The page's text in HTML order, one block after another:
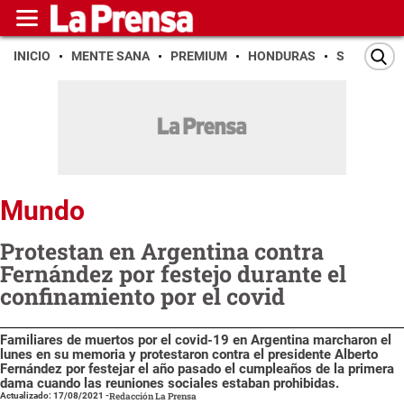
INICIO MENTE SANA PREMIUM HONDURAS SAN PEDRO
Mundo
Protestan en Argentina contra
Fernández por festejo durante el
confinamiento por el covid
Familiares de muertos por el covid-19 en Argentina marcharon el
lunes en su memoria y protestaron contra el presidente Alberto
Fernández por festejar el año pasado el cumpleaños de la primera
dama cuando las reuniones sociales estaban prohibidas.
Actualizado: 17/08/2021 -Redacción La Prensa